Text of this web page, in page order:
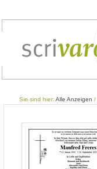
Sie sind hier: Alle Anzeigen /